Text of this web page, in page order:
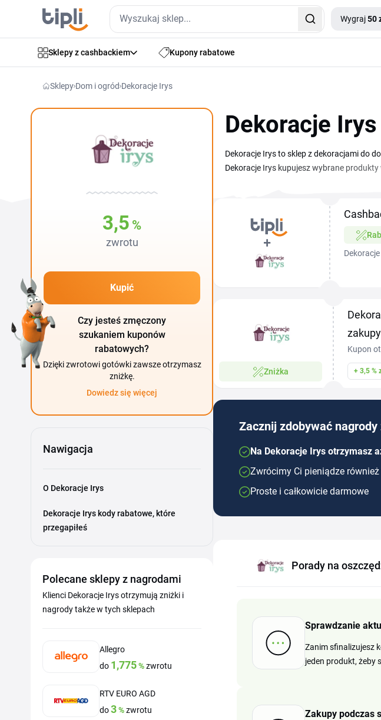
Wygraj50
Sklepy z cashbackiem Kupony rabatowe
Sklepy Dom i ogród Dekoracje Irys
3,5 %
zwrotu
Kupić
Czy jesteś zmęczony
szukaniem kuponów
rabatowych?
Dzięki zwrotowi gotówki zawsze otrzymasz
zniżkę.
Dowiedz się więcej
Nawigacja
O Dekoracje Irys
Dekoracje Irys kody rabatowe, które
przegapiłeś
Polecane sklepy z nagrodami
Klienci Dekoracje Irys otrzymują zniżki i
nagrody także w tych sklepach
Allegro
do 1,775%zwrotu
RTV EURO AGD
do3%zwrotu
Dekoracje
Dekoracje Irys to sklep z dekoracjami do
Dekoracje Irys kupujesz wybrane
odświeżenie wystroju mieszkania bez
Zniżka
zakupy
Kupon
+ 3,5 %
Zacznij zdobywać nagrody
Na Dekoracje Irys otrzymasz
Zwrócimy Ci pieniądze
Proste i całkowicie darmowe
Porady na
Sprawdzanie
Zanim sfinalizujesz
jeden produkt, żeby
Zakupy podczas